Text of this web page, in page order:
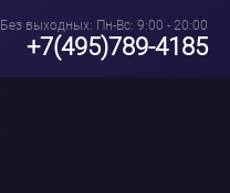
Без выходных: Пн-Вс: 9:00 - 20:00
+7(495)789-4185